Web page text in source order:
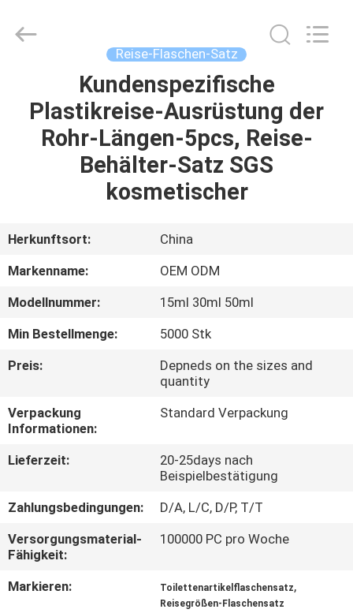
PRODUKTE
FABRIK-
QUALITÄTSKONTROLLE
SIE
UNS
IN
VERBINDUNG
Plastic
Reise-Flaschen-Satz
Kundenspezifische
Plastikreise-Ausrüstung der
Rohr-Längen-5pcs, Reise-
Behälter-Satz SGS
kosmetischer
Herkunftsort:
China
Markenname:
OEM ODM
Modellnummer:
15ml 30ml 50ml
Min Bestellmenge:
5000 Stk
Preis:
Depneds on the sizes and
quantity
Verpackung
Informationen:
Standard Verpackung
Lieferzeit:
20-25days nach
Beispielbestätigung
Zahlungsbedingungen:
D/A, L/C, D/P, T/T
Versorgungsmaterial-
Fähigkeit:
100000 PC pro Woche
Markieren: Toilettenartikelflaschensatz,
Reisegrößen-Flaschensatz